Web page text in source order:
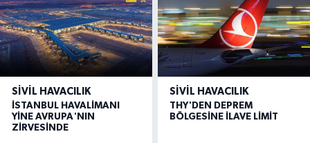
SIVIL HAVACILIK
İSTANBUL HAVALİMANI
YİNE AVRUPA'NIN
ZİRVESİNDE
SIVIL HAVACILIK
THY'DEN DEPREM
BÖLGESİNE İLAVE LİMİT